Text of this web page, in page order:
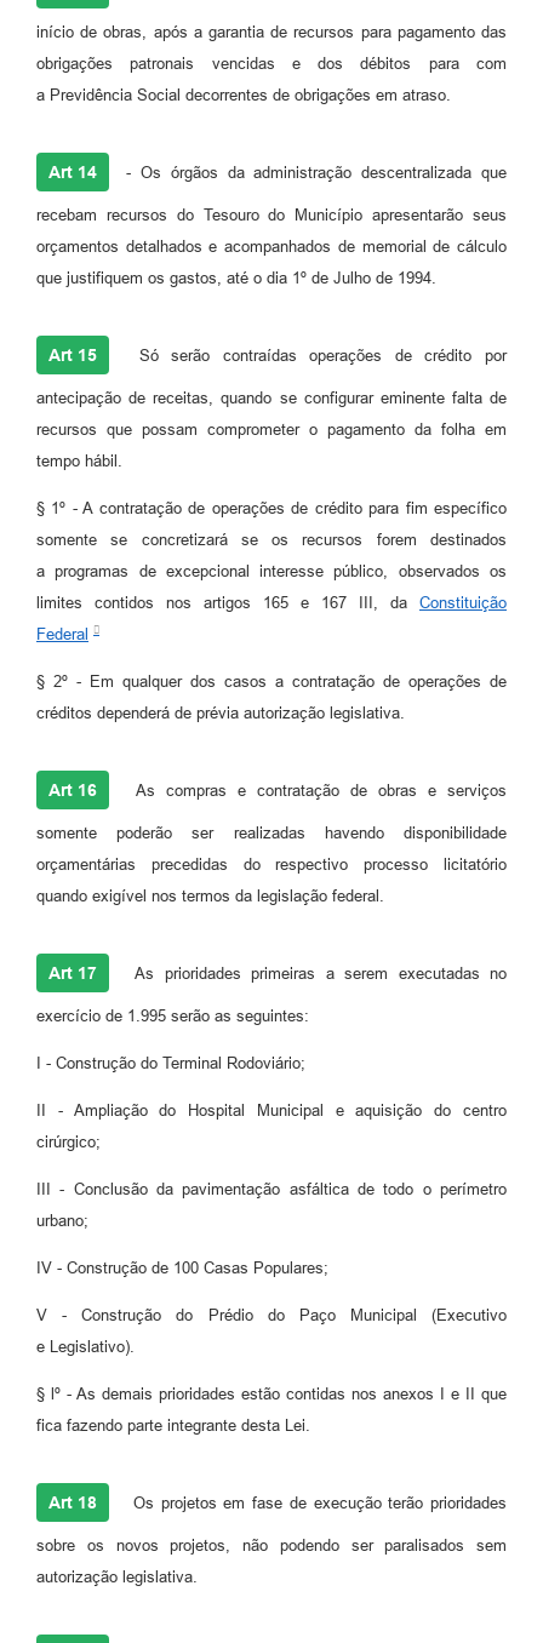
início de obras, após a garantia de recursos para pagamento das
obrigações patronais vencidas e dos débitos para com
a Previdência Social decorrentes de obrigações em atraso.
Art 14 - Os órgãos da administração descentralizada que
recebam recursos do Tesouro do Município apresentarão seus
orçamentos detalhados e acompanhados de memorial de cálculo
que justifiquem os gastos, até o dia 1º de Julho de 1994.
Art 15 Só serão contraídas operações de crédito por
antecipação de receitas, quando se configurar eminente falta de
recursos que possam comprometer o pagamento da folha em
tempo hábil.
§ 1º - A contratação de operações de crédito para fim específico
somente se concretizará se os recursos forem destinados
a programas de excepcional interesse público, observados os
limites contidos nos artigos 165 e 167 III, da Constituição
Federal
§ 2º - Em qualquer dos casos a contratação de operações de
créditos dependerá de prévia autorização legislativa.
Art 16 As compras e contratação de obras e serviços
somente poderão ser realizadas havendo disponibilidade
orçamentárias precedidas do respectivo processo licitatório
quando exigível nos termos da legislação federal.
Art 17 As prioridades primeiras a serem executadas no
exercício de 1.995 serão as seguintes:
I - Construção do Terminal Rodoviário;
II - Ampliação do Hospital Municipal e aquisição do centro
cirúrgico;
III - Conclusão da pavimentação asfáltica de todo o perímetro
urbano;
IV - Construção de 100 Casas Populares;
V - Construção do Prédio do Paço Municipal (Executivo
e Legislativo).
§ lº - As demais prioridades estão contidas nos anexos I e II que
fica fazendo parte integrante desta Lei.
Art 18 Os projetos em fase de execução terão prioridades
sobre os novos projetos, não podendo ser paralisados sem
autorização legislativa.